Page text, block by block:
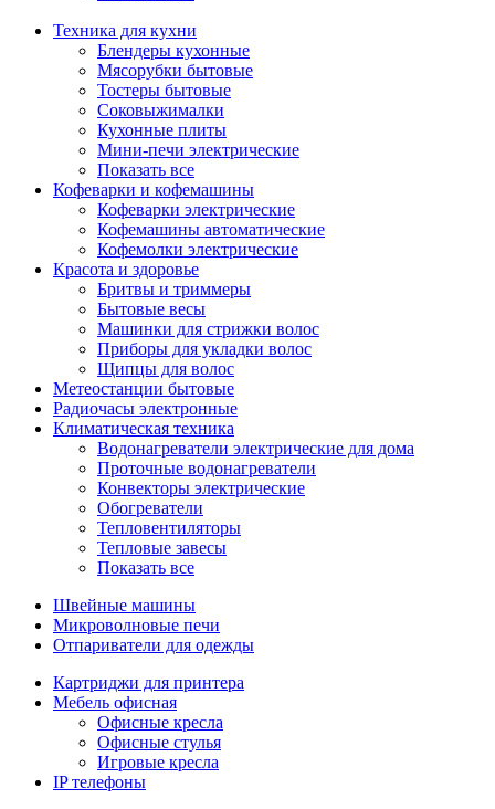
Техника для кухни
Блендеры кухонные
Мясорубки бытовые
Тостеры бытовые
Соковыжималки
Кухонные плиты
Мини-печи электрические
Показать все
Кофеварки и кофемашины
Кофеварки электрические
Кофемашины автоматические
Кофемолки электрические
Красота и здоровье
Бритвы и триммеры
Бытовые весы
Машинки для стрижки волос
Приборы для укладки волос
Щипцы для волос
Метеостанции бытовые
Радиочасы электронные
Климатическая техника
Водонагреватели электрические для дома
Проточные водонагреватели
Конвекторы электрические
Обогреватели
Тепловентиляторы
Тепловые завесы
Показать все
Швейные машины
Микроволновые печи
Отпариватели для одежды
Картриджи для принтера
Мебель офисная
Офисные кресла
Офисные стулья
Игровые кресла
IP телефоны